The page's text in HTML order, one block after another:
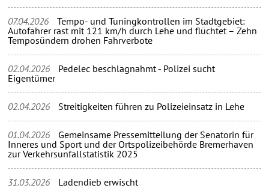
07.04.2026
Tempo- und Tuningkontrollen im Stadtgebiet:
Autofahrer rast mit 121 km/h durch Lehe und flüchtet – Zehn
Temposündern drohen Fahrverbote
02.04.2026
Pedelec beschlagnahmt - Polizei sucht
Eigentümer
02.04.2026 Streitigkeiten führen zu Polizeieinsatz in Lehe
01.04.2026
Gemeinsame Pressemitteilung der Senatorin für
Inneres und Sport und der Ortspolizeibehörde Bremerhaven
zur Verkehrsunfallstatistik 2025
31.03.2026 Ladendieb erwischt